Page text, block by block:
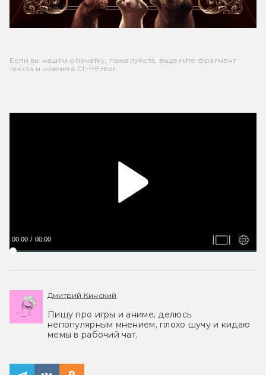
Если вы нашли опечатку, пожалуйста, выделите фрагмент
текста и нажмите Ctrl+Enter.
00:00 00:00
Дмитрий Кинский
Пишу про игры и аниме, делюсь
непопулярным мнением, плохо шучу и кидаю
мемы в рабочий чат.